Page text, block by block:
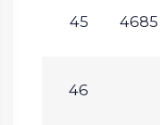
45 4685
46